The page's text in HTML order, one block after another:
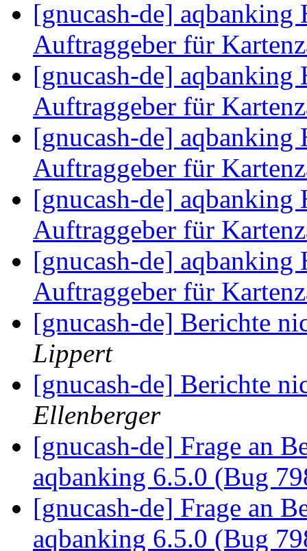
[gnucash-de]
Auftraggeber für
[gnucash-de]
Auftraggeber für
[gnucash-de]
Auftraggeber für
[gnucash-de]
Auftraggeber für
[gnucash-de]
Auftraggeber für
[gnucash-de] Berichte
Lippert
[gnucash-de] Berichte
Ellenberger
[gnucash-de] Frage an
aqbanking 6.5.0 (Bug
[gnucash-de] Frage an
aqbanking 6.5.0 (Bug